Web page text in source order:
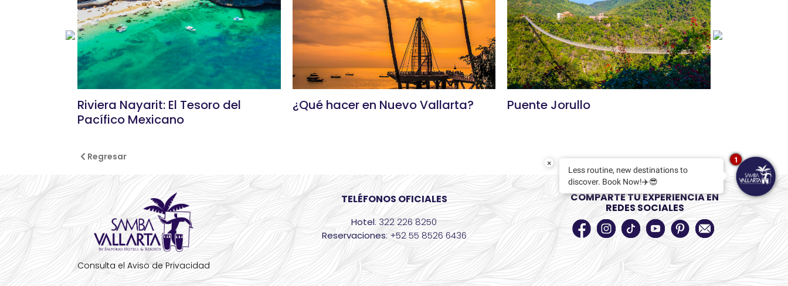
Riviera Nayarit: El Tesoro del
Pacífico Mexicano
¿Qué hacer en Nuevo Vallarta? Puente Jorullo
Regresar
Consulta el Aviso de Privacidad
TELÉFONOS OFICIALES
Hotel: 322 226 8250
Reservaciones: +52 55 8526 6436
COMPARTE TU EXPERIENCIA EN
REDES SOCIALES
×
Less routine, new destinations to
discover. Book Now!✈️😎
1